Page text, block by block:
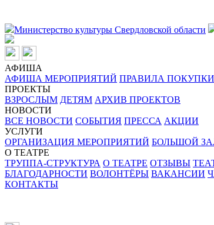
Министерство культуры Свердловской области
АФИША
АФИША МЕРОПРИЯТИЙ ПРАВИЛА
ПРОЕКТЫ
ВЗРОСЛЫМ ДЕТЯМ АРХИВ ПРОЕКТОВ
НОВОСТИ
ВСЕ НОВОСТИ СОБЫТИЯ ПРЕССА АКЦИИ
УСЛУГИ
ОРГАНИЗАЦИЯ МЕРОПРИЯТИЙ БОЛЬШОЙ
О ТЕАТРЕ
ТРУППА-СТРУКТУРА О ТЕАТРЕ ОТЗЫВЫ
БЛАГОДАРНОСТИ ВОЛОНТЁРЫ ВАКАНСИИ
КОНТАКТЫ